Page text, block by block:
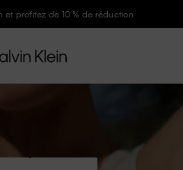
et profitez de 10 % de réduction